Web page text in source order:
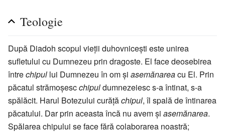
Teologie
După Diadoh scopul vieții duhovnicești este unirea
sufletului cu Dumnezeu prin dragoste. El face deosebirea
întrechipul lui Dumnezeu în om și asemănareacu El. Prin
păcatul strămoșescchipuldumnezeiesc s-a întinat, s-a
spălăcit. Harul Botezului curățăchipul, îl spală de întinarea
păcatului. Dar prin aceasta încă nu avem și asemănarea.
Spălarea chipului se face fără colaborarea noastră;